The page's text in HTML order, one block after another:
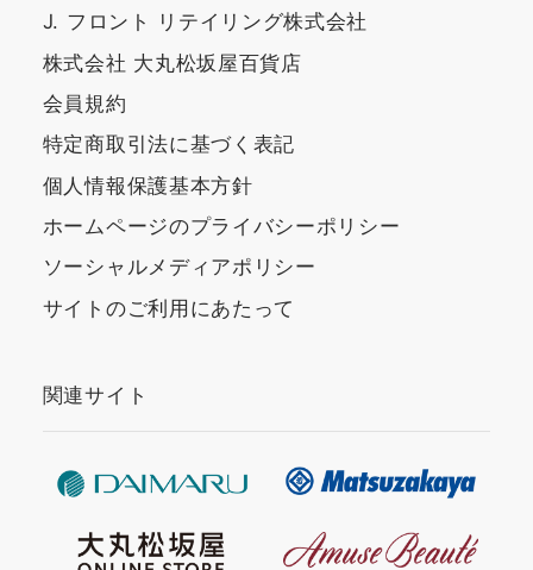
J. フロント リテイリング株式会社
株式会社 大丸松坂屋百貨店
会員規約
特定商取引法に基づく表記
個人情報保護基本方針
ホームページのプライバシーポリシー
ソーシャルメディアポリシー
サイトのご利用にあたって
関連サイト